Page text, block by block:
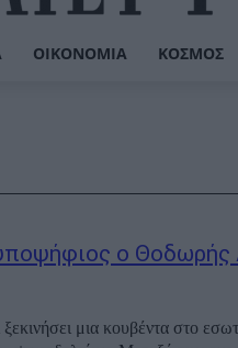
ΟΙΚΟΝΟΜΊΑ ΚΌΣΜΟΣ
υποψήφιος ο Θοδωρής
ξεκινήσει μια κουβέντα στο